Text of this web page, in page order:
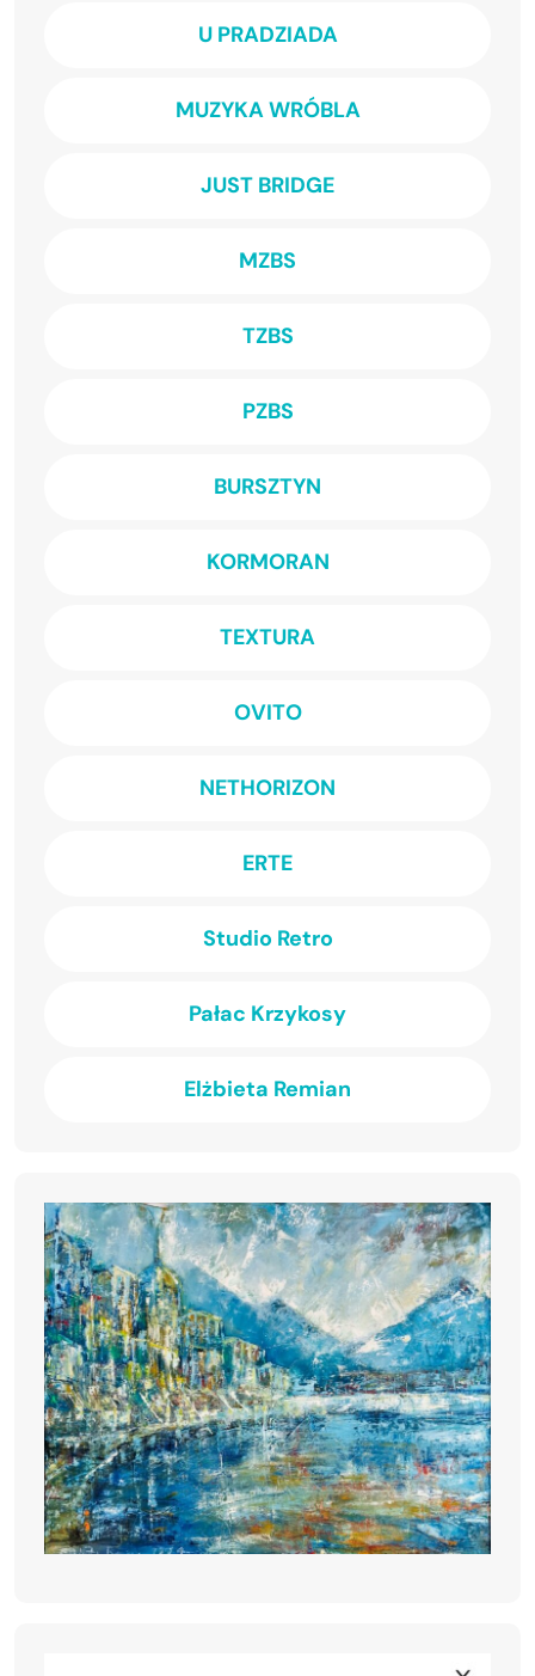
U PRADZIADA
MUZYKA WRÓBLA
JUST BRIDGE
MZBS
TZBS
PZBS
BURSZTYN
KORMORAN
TEXTURA
OVITO
NETHORIZON
ERTE
Studio Retro
Pałac Krzykosy
Elżbieta Remian